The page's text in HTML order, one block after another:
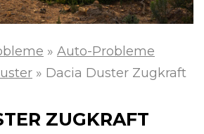
» Auto-Probleme
» Dacia Duster Zugkraft
ZUGKRAFT